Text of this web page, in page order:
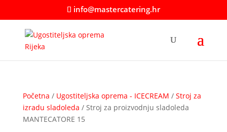
info@mastercatering.hr
Početna / Ugostiteljska oprema - ICECREAM / Stroj za
izradu sladoleda / Stroj za proizvodnju sladoleda
MANTECATORE 15